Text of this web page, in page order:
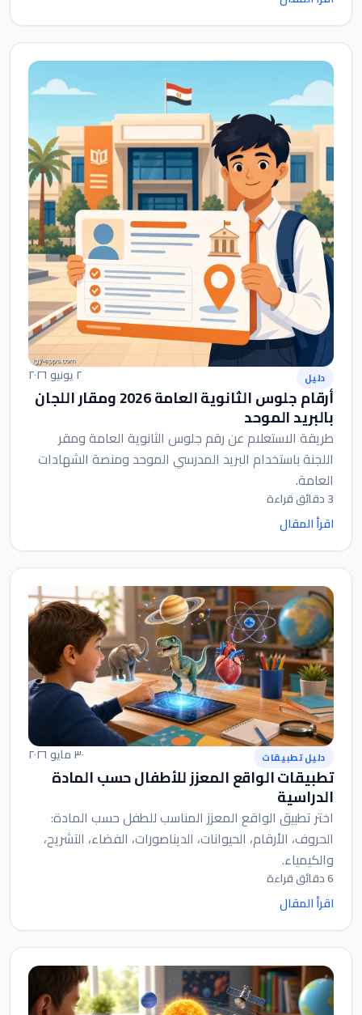
دليل ٢ يونيو ٢٠٢٦
أرقام جلوس الثانوية العامة 2026 ومقار اللجان
بالبريد الموحد
طريقة الاستعلام عن رقم جلوس الثانوية العامة ومقر
اللجنة باستخدام البريد المدرسي الموحد ومنصة الشهادات
العامة.
3 دقائق قراءة
اقرأ المقال
دليل تطبيقات ٣٠ مايو ٢٠٢٦
تطبيقات الواقع المعزز للأطفال حسب المادة
الدراسية
اختر تطبيق الواقع المعزز المناسب للطفل حسب المادة:
الحروف، الأرقام، الحيوانات، الديناصورات، الفضاء، التشريح،
والكيمياء.
6 دقائق قراءة
اقرأ المقال